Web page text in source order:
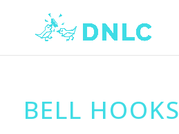
BELL HOOKS